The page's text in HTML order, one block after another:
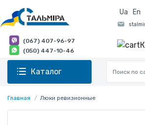
Ua En
(067) 407-96-97
(050) 447-10-46
Каталог
Главная Люки ревизионные